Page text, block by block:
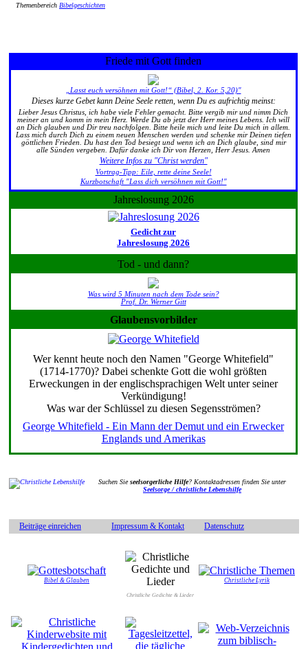
Themenbereich Bibelgeschichten
Friede mit Gott finden
„Lasst euch versöhnen mit Gott!“ (Bibel, 2. Kor. 5,20)"
Dieses kurze Gebet kann Deine Seele retten, wenn Du es aufrichtig meinst:
Lieber Jesus Christus, ich habe viele Fehler gemacht. Bitte vergib mir und nimm Dich
meiner an und komm in mein Herz. Werde Du ab jetzt der Herr meines Lebens. Ich will
an Dich glauben und Dir treu nachfolgen. Bitte heile mich und leite Du mich in allem.
Lass mich durch Dich zu einem neuen Menschen werden und schenke mir Deinen tiefen
göttlichen Frieden. Du hast den Tod besiegt und wenn ich an Dich glaube, sind mir
alle Sünden vergeben. Dafür danke ich Dir von Herzen, Herr Jesus. Amen
Weitere Infos zu "Christ werden"
Vortrag-Tipp: Eile, rette deine Seele!
Kurzbotschaft "Lass dich versöhnen mit Gott!"
Jahreslosung 2026
Gedicht zur
Jahreslosung 2026
Tod - und dann?
Was wird 5 Minuten nach dem Tode sein?
Prof. Dr. Werner Gitt
Glaubensvorbilder
Wer kennt heute noch den Namen "George Whitefield"
(1714-1770)? Dabei schenkte Gott die wohl größten
Erweckungen in der englischsprachigen Welt unter seiner
Verkündigung!
Was war der Schlüssel zu diesen Segensströmen?
George Whitefield - Ein Mann der Demut und ein Erwecker
Englands und Amerikas
Suchen Sieseelsorgerliche Hilfe? Kontaktadressen finden Sie unter
Seelsorge / christliche Lebenshilfe
Beiträge einreichen Impressum & Kontakt Datenschutz
Bibel & Glauben
Christliche Gedichte & Lieder
Christliche Lyrik